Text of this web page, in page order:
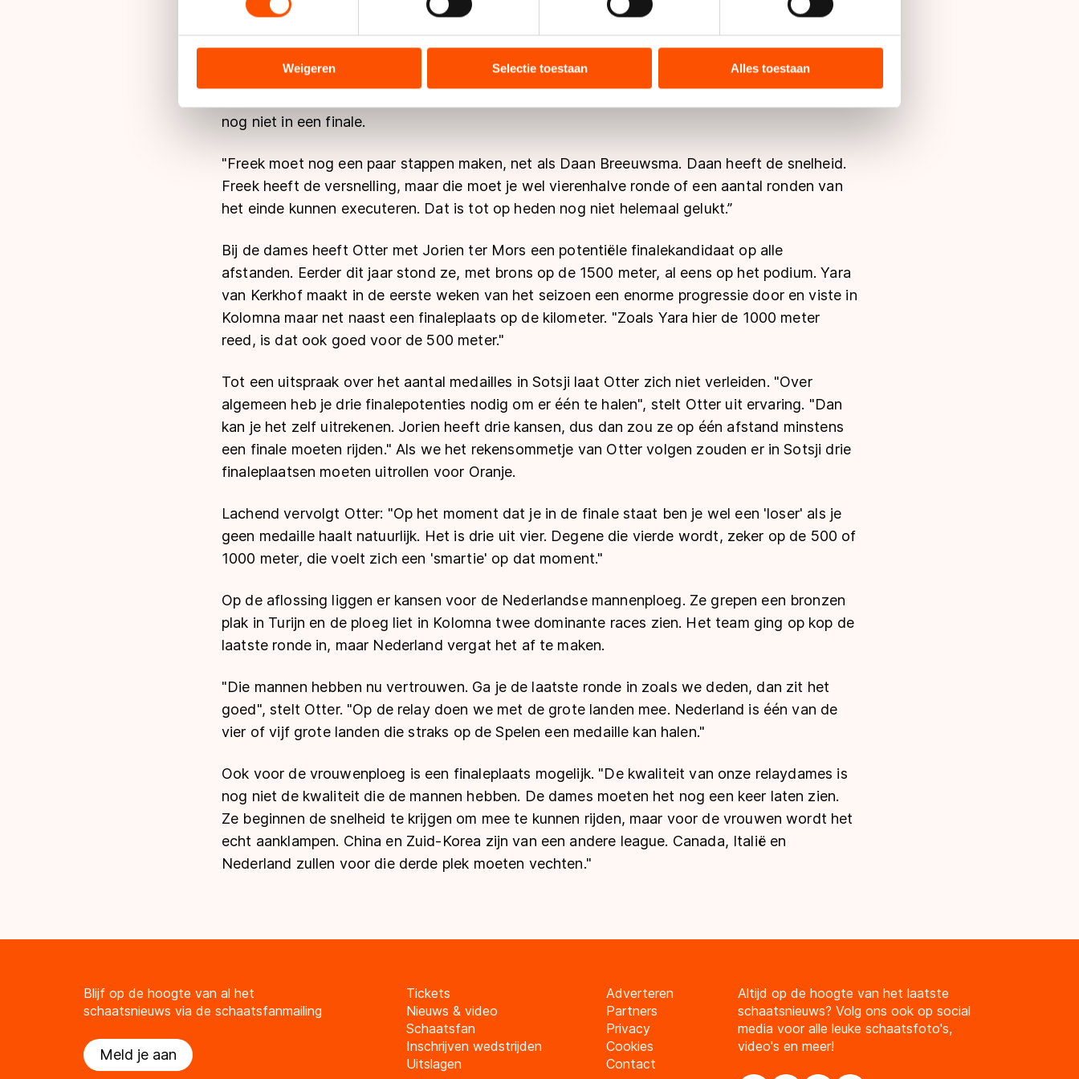
analyseren. We delen informatie over uw gebruik van onze site met onze partners voor social media, advertenties en
analyse. Zij kunnen deze combineren met andere gegevens die u aan hen heeft verstrekt of die zij hebben verzameld via
hun services. Sommige partners kunnen gegevens doorgeven aan landen buiten de EU, zoals de VS, waar mogelijk geen
adequaat beschermingsniveau geldt volgens de GDPR. Door op ‘Toestaan’ te klikken, stemt u in met deze overdracht.
Meer informatie vindt u in ons
Weigeren Selectie toestaan Alles toestaan
1000 meter. "Sjinkie heeft het laten zien. Niels Kerstholt won zondag de B-finale. Die twee
jongens hebben dit jaar laten zien dat ze erbij zitten", aldus Otter.
Voor de andere mannen ligt het iets anders, vindt de coach. Freek van der Wart won vorig
nog niet in een finale.
"Freek moet nog een paar stappen maken, net als Daan Breeuwsma. Daan heeft de snelheid.
Freek heeft de versnelling, maar die moet je wel vierenhalve ronde of een aantal ronden van
het einde kunnen executeren. Dat is tot op heden nog niet helemaal gelukt.”
Bij de dames heeft Otter met Jorien ter Mors een potentiële finalekandidaat op alle
afstanden. Eerder dit jaar stond ze, met brons op de 1500 meter, al eens op het podium. Yara
van Kerkhof maakt in de eerste weken van het seizoen een enorme progressie door en viste in
Kolomna maar net naast een finaleplaats op de kilometer. "Zoals Yara hier de 1000 meter
reed, is dat ook goed voor de 500 meter."
Tot een uitspraak over het aantal medailles in Sotsji laat Otter zich niet verleiden. "Over
algemeen heb je drie finalepotenties nodig om er één te halen", stelt Otter uit ervaring. "Dan
kan je het zelf uitrekenen. Jorien heeft drie kansen, dus dan zou ze op één afstand minstens
een finale moeten rijden." Als we het rekensommetje van Otter volgen zouden er in Sotsji drie
finaleplaatsen moeten uitrollen voor Oranje.
Lachend vervolgt Otter: "Op het moment dat je in de finale staat ben je wel een 'loser' als je
geen medaille haalt natuurlijk. Het is drie uit vier. Degene die vierde wordt, zeker op de 500 of
1000 meter, die voelt zich een 'smartie' op dat moment."
Op de aflossing liggen er kansen voor de Nederlandse mannenploeg. Ze grepen een bronzen
plak in Turijn en de ploeg liet in Kolomna twee dominante races zien. Het team ging op kop de
laatste ronde in, maar Nederland vergat het af te maken.
"Die mannen hebben nu vertrouwen. Ga je de laatste ronde in zoals we deden, dan zit het
goed", stelt Otter. "Op de relay doen we met de grote landen mee. Nederland is één van de
vier of vijf grote landen die straks op de Spelen een medaille kan halen."
Ook voor de vrouwenploeg is een finaleplaats mogelijk. "De kwaliteit van onze relaydames is
nog niet de kwaliteit die de mannen hebben. De dames moeten het nog een keer laten zien.
Ze beginnen de snelheid te krijgen om mee te kunnen rijden, maar voor de vrouwen wordt het
echt aanklampen. China en Zuid-Korea zijn van een andere league. Canada, Italië en
Nederland zullen voor die derde plek moeten vechten."
Blijf op de hoogte van al het
schaatsnieuws via de schaatsfanmailing
Meld je aan
Tickets
Nieuws & video
Schaatsfan
Inschrijven wedstrijden
Uitslagen
Adverteren
Partners
Privacy
Cookies
Contact
Altijd op de hoogte van het laatste
schaatsnieuws? Volg ons ook op social
media voor alle leuke schaatsfoto's,
video's en meer!